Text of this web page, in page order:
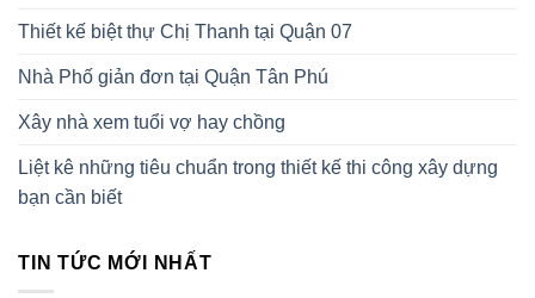
Thiết kế biệt thự Chị Thanh tại Quận 07
Nhà Phố giản đơn tại Quận Tân Phú
Xây nhà xem tuổi vợ hay chồng
Liệt kê những tiêu chuẩn trong thiết kế thi công xây dựng
bạn cần biết
TIN TỨC MỚI NHẤT